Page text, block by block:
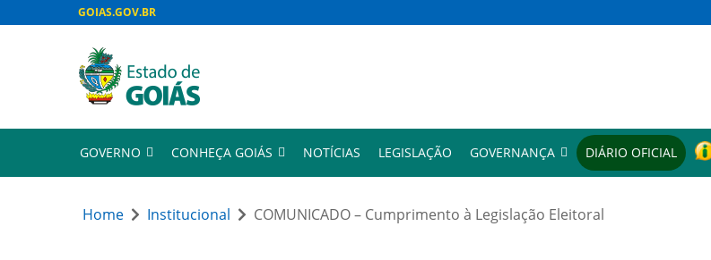
GOIAS.GOV.BR
GOVERNO CONHEÇA GOIÁS NOTÍCIAS LEGISLAÇÃO GOVERNANÇA DIÁRIO OFICIAL
Home Institucional COMUNICADO – Cumprimento à Legislação Eleitoral